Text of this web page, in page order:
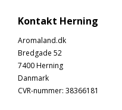
Kontakt Herning
Aromaland.dk
Bredgade 52
7400 Herning
Danmark
CVR-nummer: 38366181